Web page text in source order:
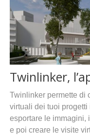
Twinlinker,
Twinlinker permette di
virtuali dei tuoi progetti
esportare le immagini,
e poi creare le visite